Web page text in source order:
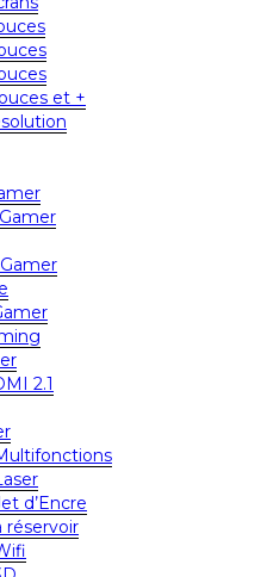
et +
2.1
d’Encre
réservoir